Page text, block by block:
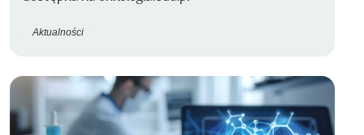
Aktualności